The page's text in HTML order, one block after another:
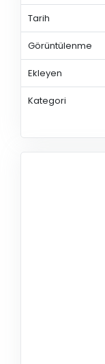
Tarih
Görüntülenme
Ekleyen
Kategori